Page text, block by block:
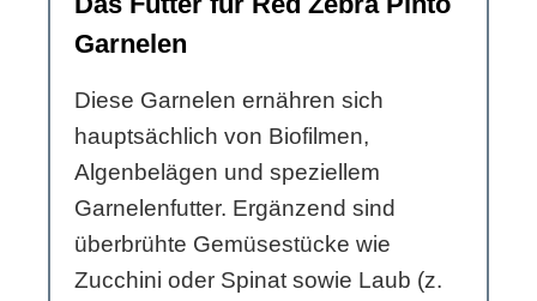
Garnelen
Diese Garnelen ernähren sich
hauptsächlich von Biofilmen,
Algenbelägen und speziellem
Garnelenfutter. Ergänzend sind
überbrühte Gemüsestücke wie
Zucchini oder Spinat sowie Laub (z.